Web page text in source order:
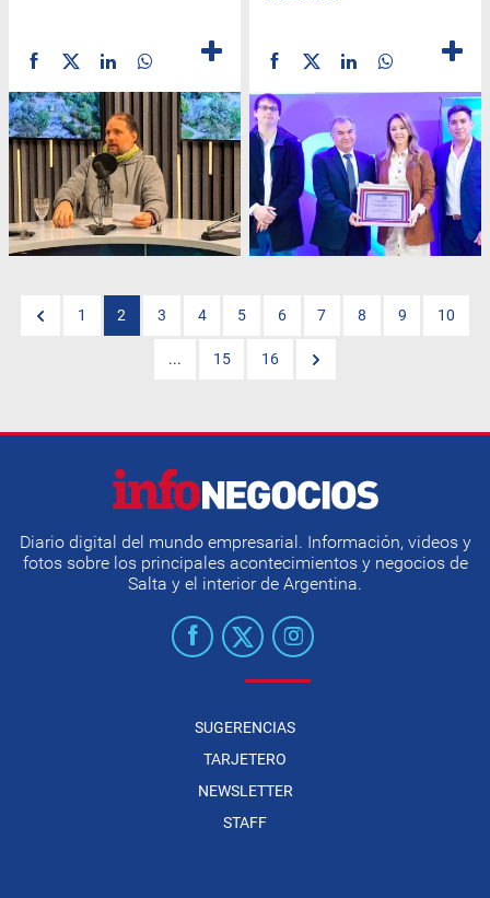
1 2 3 4 5 6 7 8 9 10
... 15 16
Diario digital del mundo empresarial. Información, videos y
fotos sobre los principales acontecimientos y negocios de
Salta y el interior de Argentina.
SUGERENCIAS
TARJETERO
NEWSLETTER
STAFF